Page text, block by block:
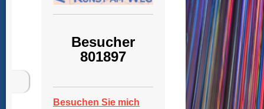
Besucher
801897
Besuchen Sie mich